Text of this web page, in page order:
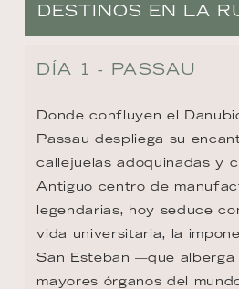
DESTINOS EN LA
DÍA 1 - PASSAU
Donde confluyen el
Passau despliega su
callejuelas adoquinadas y
Antiguo centro de
legendarias, hoy seduce
vida universitaria, la
San Esteban —que alberga
mayores órganos del